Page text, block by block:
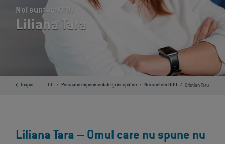
Liliana Tara
Noi suntem ODU
Înapoi
Sisteme de conectori ODU Persoane experimentate și începători Noi suntem ODU Cristian Tatu
Liliana Tara – Omul care nu spune nu